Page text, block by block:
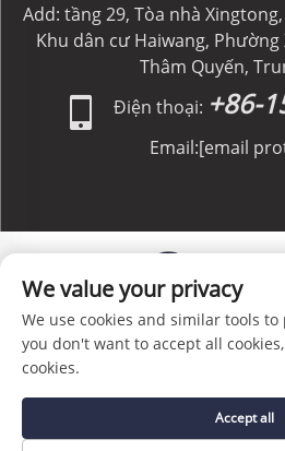
Add: tầng 29, Tòa nhà
Khu dân cư Haiwang, Phường
Thâm Quyến,
Điện thoại: +86-
Email:[email
Bản quyền © C&C GLOBAL
lưu mọi quyền. -
We value your privacy
We use cookies and similar tools
you don't want to accept all
cookies.
Accept all